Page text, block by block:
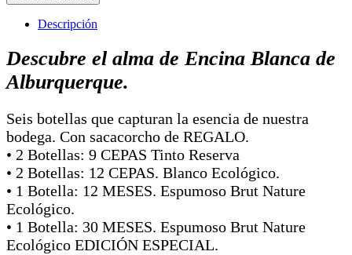
Descripción
Descubre el alma de Encina Blanca de
Alburquerque.
Seis botellas que capturan la esencia de nuestra
bodega. Con sacacorcho de REGALO.
• 2 Botellas: 9 CEPAS Tinto Reserva
• 2 Botellas: 12 CEPAS. Blanco Ecológico.
• 1 Botella: 12 MESES. Espumoso Brut Nature
Ecológico.
• 1 Botella: 30 MESES. Espumoso Brut Nature
Ecológico EDICIÓN ESPECIAL.